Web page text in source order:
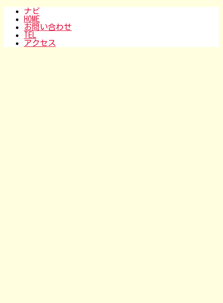
ナビ
HOME
お問い合わせ
TEL
アクセス